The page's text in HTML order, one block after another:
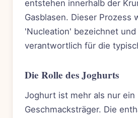
entstehen innerhalb der
Gasblasen. Dieser Prozess
'Nucleation' bezeichnet
verantwortlich für die
Die Rolle des Joghurts
Joghurt ist mehr als nur ein
Geschmacksträger. Die